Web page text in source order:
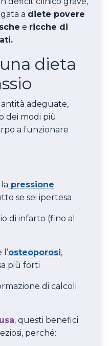
a diete povere
e ricche di
dieta
adeguate,
dei modi più
a funzionare
pressione
se sei ipertesa
di infarto (fino al
osteoporosi,
più forti
di calcoli
, questi benefici
perché: